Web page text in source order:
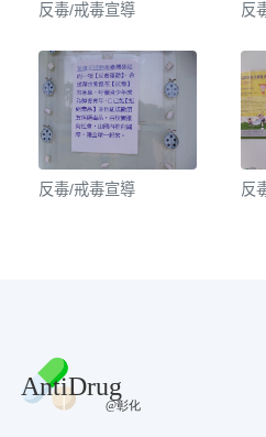
反毒/戒毒宣導 反
反毒/戒毒宣導 反